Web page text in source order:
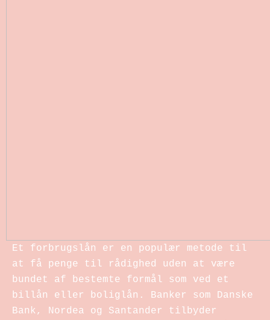
Et forbrugslån er en populær metode til
at få penge til rådighed uden at være
bundet af bestemte formål som ved et
billån eller boliglån. Banker som Danske
Bank, Nordea og Santander tilbyder